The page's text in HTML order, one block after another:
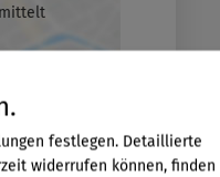
festlegen. Detaillierte
widerrufen können, finden